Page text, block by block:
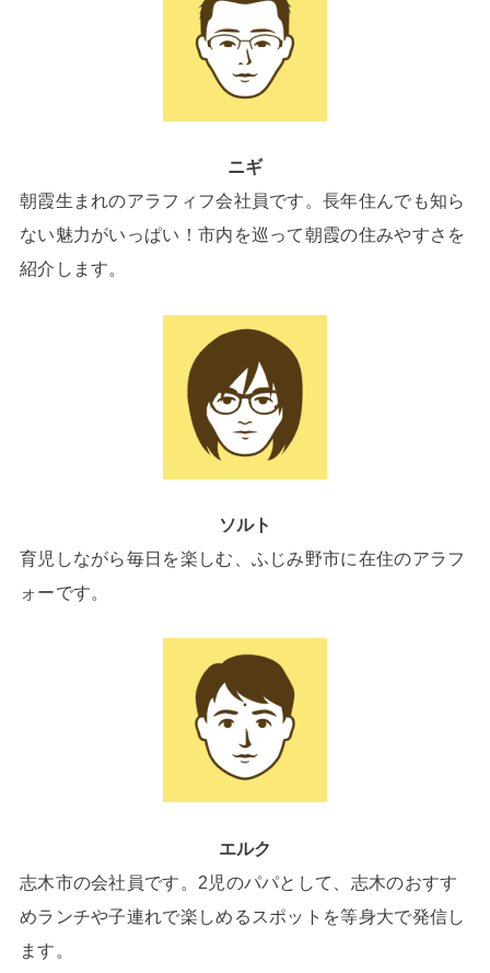
ニギ
朝霞生まれのアラフィフ会社員です。長年住んでも知ら
ない魅力がいっぱい！市内を巡って朝霞の住みやすさを
紹介します。
ソルト
育児しながら毎日を楽しむ、ふじみ野市に在住のアラフ
ォーです。
エルク
志木市の会社員です。2児のパパとして、志木のおすす
めランチや子連れで楽しめるスポットを等身大で発信し
ます。